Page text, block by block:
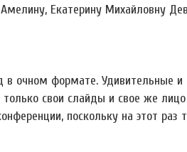
Екатерину Михайловну
очном формате. Удивительные и
свои слайды и свое же
поскольку на этот раз